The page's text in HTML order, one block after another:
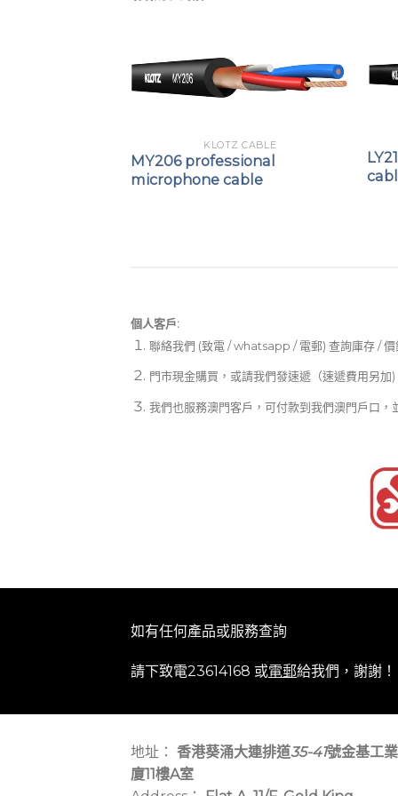
KLOTZ CABLE
MY206 professional
microphone cable
個人客戶:
聯絡我們 (致電 / whatsapp / 電郵) 查詢庫存 / 價
門市現金購買，或請我們發速遞（速遞費用另加)
我們也服務澳門客戶，可付款到我們澳門戶口，
如有任何產品或服務查詢
請下致電23614168 或電郵給我們，謝謝！
地址： 香港葵涌大連排道35-41號金基工
廈11樓A室